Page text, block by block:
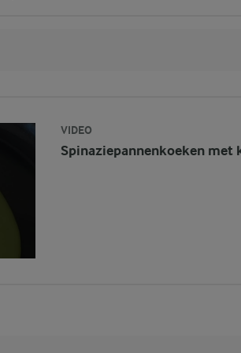
VIDEO
Spinaziepannenkoeken met